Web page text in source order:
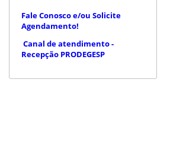
Fale Conosco e/ou Solicite
Agendamento!
Canal de atendimento -
Recepção PRODEGESP